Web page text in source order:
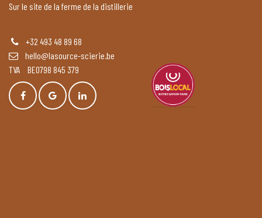
Sur le site de la ferme de la distillerie
+32 493 48 89 68
hello@lasource-scierie.be
TVA BE0798 845 379